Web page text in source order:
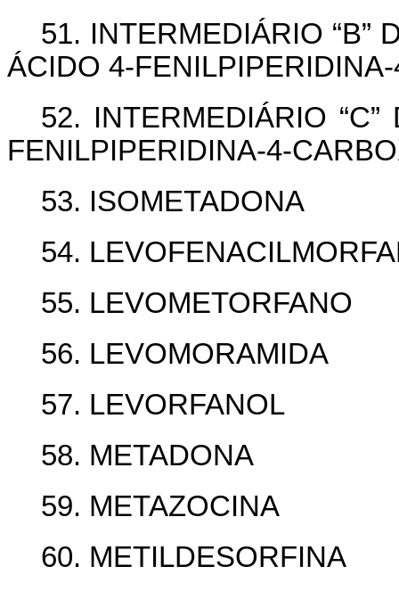
51. INTERMEDIÁRIO “B”
ÁCIDO 4-
52. INTERMEDIÁRIO
FENILPIPERIDINA-4-
53. ISOMETADONA
54.
55. LEVOMETORFANO
56. LEVOMORAMIDA
57. LEVORFANOL
58. METADONA
59. METAZOCINA
60. METILDESORFINA